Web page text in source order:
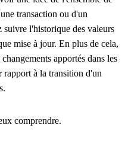
transaction ou d'un
l'historique des valeurs
mise à jour. En plus de cela,
apportés dans les
rapport à la transition d'un
comprendre.